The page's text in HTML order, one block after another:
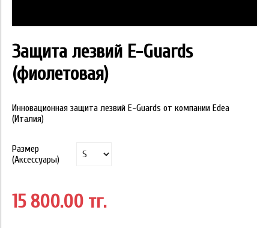
Защита лезвий E-Guards
(фиолетовая)
Инновационная защита лезвий E-Guards от компании Edea
(Италия)
Размер
(Аксессуары)
15 800.00 тг.